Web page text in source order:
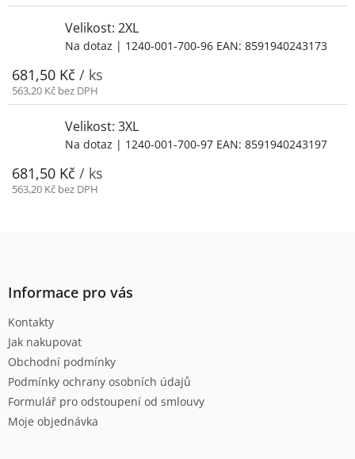
Velikost: 2XL
Na dotaz | 1240-001-700-96 EAN: 8591940243173
681,50 Kč / ks
563,20 Kč bez DPH
Velikost: 3XL
Na dotaz | 1240-001-700-97 EAN: 8591940243197
681,50 Kč / ks
563,20 Kč bez DPH
Informace pro vás
Kontakty
Jak nakupovat
Obchodní podmínky
Podmínky ochrany osobních údajů
Formulář pro odstoupení od smlouvy
Moje objednávka